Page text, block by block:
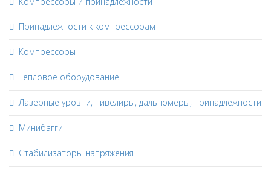
Принадлежности к компрессорам
Компрессоры
Тепловое оборудование
Лазерные уровни, нивелиры, дальномеры, принадлежности
Минибагги
Стабилизаторы напряжения